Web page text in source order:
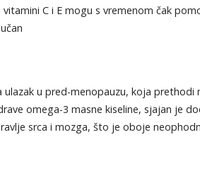
C i E mogu s vremenom čak
ulazak u pred-menopauzu, koja
omega-3 masne kiseline, sjajan je
srca i mozga, što je oboje